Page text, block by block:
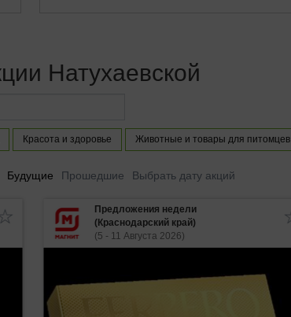
Натухаевской
Красота и здоровье Животные и товары для питомцев
Будущие Прошедшие Выбрать дату акций
Предложения недели
(Краснодарский край)
(5 - 11 Августа 2026)